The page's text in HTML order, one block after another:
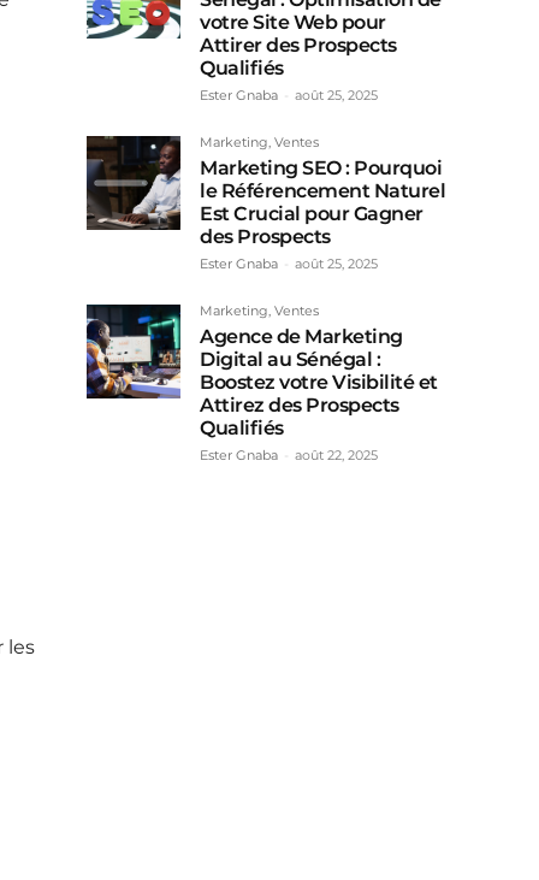
les
votre Site Web pour
Attirer des Prospects
Qualifiés
Ester Gnaba août 25, 2025
Marketing, Ventes
Marketing SEO : Pourquoi
le Référencement Naturel
Est Crucial pour Gagner
des Prospects
Ester Gnaba août 25, 2025
Marketing, Ventes
Agence de Marketing
Digital au Sénégal :
Boostez votre Visibilité et
Attirez des Prospects
Qualifiés
Ester Gnaba août 22, 2025